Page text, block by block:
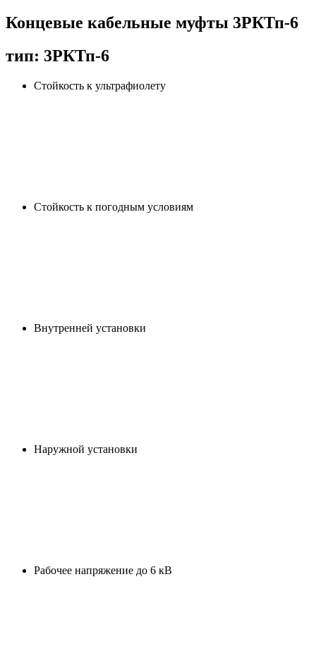
Концевые кабельные муфты 3РКТп-6
тип: 3РКТп-6
Стойкость к ультрафиолету
Cтойкость к погодным условиям
Внутренней установки
Наружной установки
Рабочее напряжение до 6 кВ